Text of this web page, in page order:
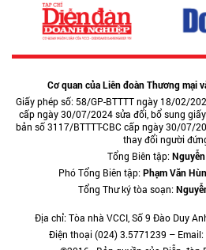
Cơ quan của Liên đoàn Thương mại
Giấy phép số: 58/GP-BTTTT ngày 18/02/
cấp ngày 30/07/2024 sửa đổi, bổ sung
bản số 3117/BTTTT-CBC cấp ngày 30/07/
thay đổi người
Tổng Biên tập:
Phó Tổng Biên tập:Phạm Văn
Tổng Thư ký tòa soạn:
Địa chỉ: Tòa nhà VCCI, Số 9 Đào Duy
Điện thoại (024) 3.5771239 –